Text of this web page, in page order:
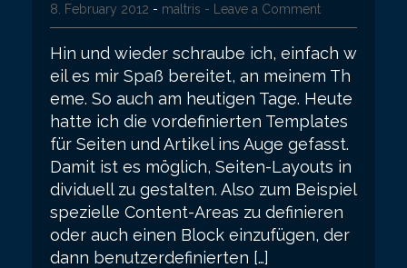
8. February 2012 - maltris - Leave a Comment
Hin und wieder schraube ich, einfach w
eil es mir Spaß bereitet, an meinem Th
eme. So auch am heutigen Tage. Heute
hatte ich die vordefinierten Templates
für Seiten und Artikel ins Auge gefasst.
Damit ist es möglich, Seiten-Layouts in
dividuell zu gestalten. Also zum Beispiel
spezielle Content-Areas zu definieren
oder auch einen Block einzufügen, der
dann benutzerdefinierten […]